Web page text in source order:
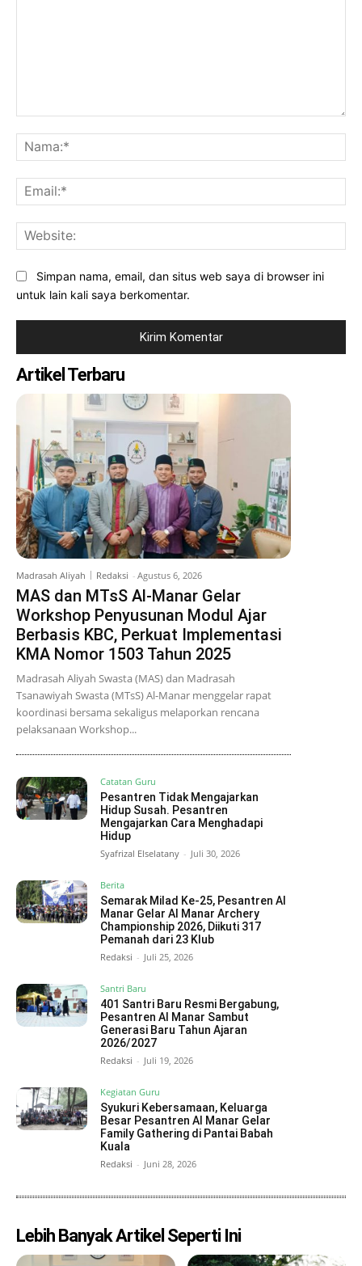
Simpan nama, email, dan situs web saya di browser ini
untuk lain kali saya berkomentar.
Artikel Terbaru
Madrasah Aliyah Redaksi - Agustus 6, 2026
MAS dan MTsS Al-Manar Gelar
Workshop Penyusunan Modul Ajar
Berbasis KBC, Perkuat Implementasi
KMA Nomor 1503 Tahun 2025
Madrasah Aliyah Swasta (MAS) dan Madrasah
Tsanawiyah Swasta (MTsS) Al-Manar menggelar rapat
koordinasi bersama sekaligus melaporkan rencana
pelaksanaan Workshop...
Catatan Guru
Pesantren Tidak Mengajarkan
Hidup Susah. Pesantren
Mengajarkan Cara Menghadapi
Hidup
Syafrizal Elselatany - Juli 30, 2026
Berita
Semarak Milad Ke-25, Pesantren Al
Manar Gelar Al Manar Archery
Championship 2026, Diikuti 317
Pemanah dari 23 Klub
Redaksi - Juli 25, 2026
Santri Baru
401 Santri Baru Resmi Bergabung,
Pesantren Al Manar Sambut
Generasi Baru Tahun Ajaran
2026/2027
Redaksi - Juli 19, 2026
Kegiatan Guru
Syukuri Kebersamaan, Keluarga
Besar Pesantren Al Manar Gelar
Family Gathering di Pantai Babah
Kuala
Redaksi - Juni 28, 2026
Lebih Banyak Artikel Seperti Ini